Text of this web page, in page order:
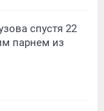
спустя 22
парнем из